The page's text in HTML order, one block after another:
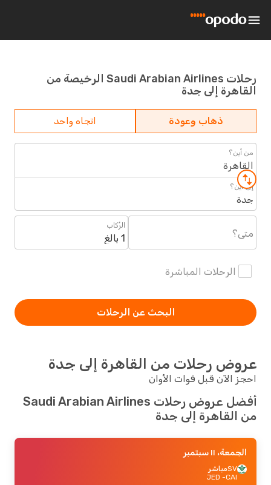
رحلات Saudi Arabian Airlines الرخيصة من
القاهرة إلى جدة
ذهاب وعودة اتجاه واحد
من أين؟
القاهرة
إلى أين؟
جدة
متى؟
الرُكاب
1 بالغ
الرحلات المباشرة
البحث عن الرحلات
عروض رحلات من القاهرة إلى جدة
احجز الآن قبل فوات الأوان
أفضل عروض رحلات Saudi Arabian Airlines
من القاهرة إلى جدة
الجمعة، ١١ سبتمبر
SVمباشر
CAI
- JED